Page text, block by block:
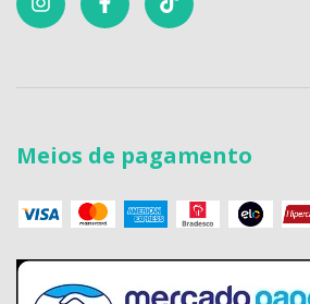
Meios de pagamento